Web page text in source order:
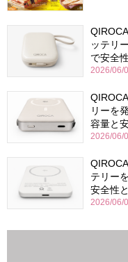
ッテリ
で安全
2026/06/
リーを
容量と
2026/06/
テリー
安全性
2026/06/